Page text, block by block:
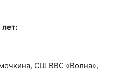
лет:
СШ ВВС «Волна»,